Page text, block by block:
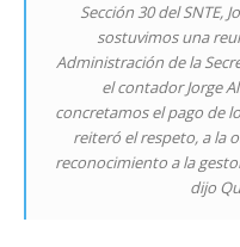
Sección 30 del SNTE,
sostuvimos una
Administración de la
el contador Jorge
concretamos el pago de
reiteró el respeto, a la
reconocimiento a la
dijo